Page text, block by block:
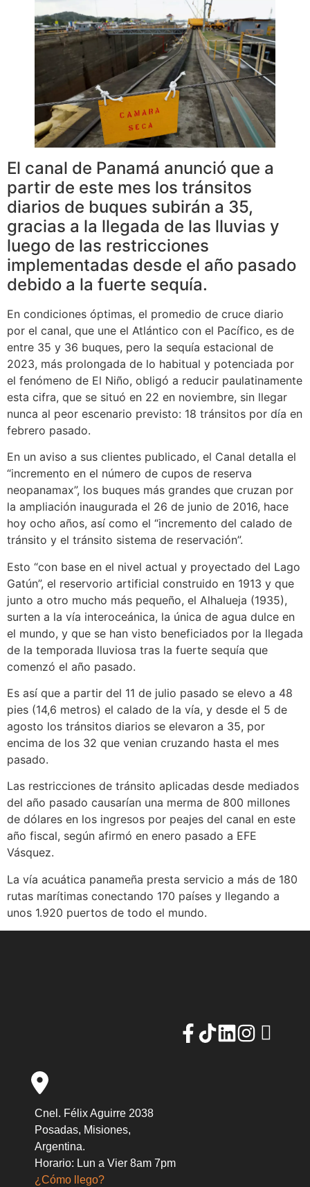
El canal de Panamá anunció que a
partir de este mes los tránsitos
diarios de buques subirán a 35,
gracias a la llegada de las lluvias y
luego de las restricciones
implementadas desde el año pasado
debido a la fuerte sequía.
En condiciones óptimas, el promedio de cruce diario
por el canal, que une el Atlántico con el Pacífico, es de
entre 35 y 36 buques, pero la sequía estacional de
2023, más prolongada de lo habitual y potenciada por
el fenómeno de El Niño, obligó a reducir paulatinamente
esta cifra, que se situó en 22 en noviembre, sin llegar
nunca al peor escenario previsto: 18 tránsitos por día en
febrero pasado.
En un aviso a sus clientes publicado, el Canal detalla el
“incremento en el número de cupos de reserva
neopanamax”, los buques más grandes que cruzan por
la ampliación inaugurada el 26 de junio de 2016, hace
hoy ocho años, así como el “incremento del calado de
tránsito y el tránsito sistema de reservación”.
Esto “con base en el nivel actual y proyectado del Lago
Gatún”, el reservorio artificial construido en 1913 y que
junto a otro mucho más pequeño, el Alhalueja (1935),
surten a la vía interoceánica, la única de agua dulce en
el mundo, y que se han visto beneficiados por la llegada
de la temporada lluviosa tras la fuerte sequía que
comenzó el año pasado.
Es así que a partir del 11 de julio pasado se elevo a 48
pies (14,6 metros) el calado de la vía, y desde el 5 de
agosto los tránsitos diarios se elevaron a 35, por
encima de los 32 que venian cruzando hasta el mes
pasado.
Las restricciones de tránsito aplicadas desde mediados
del año pasado causarían una merma de 800 millones
de dólares en los ingresos por peajes del canal en este
año fiscal, según afirmó en enero pasado a EFE
Vásquez.
La vía acuática panameña presta servicio a más de 180
rutas marítimas conectando 170 países y llegando a
unos 1.920 puertos de todo el mundo.
Cnel. Félix Aguirre 2038
Posadas, Misiones,
Argentina.
Horario: Lun a Vier 8am 7pm
¿Cómo llego?